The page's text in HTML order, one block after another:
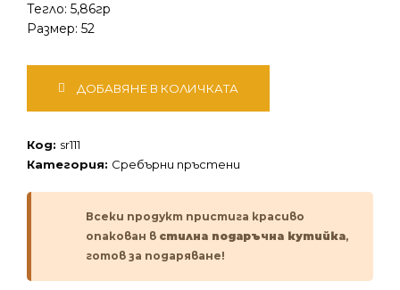
Тегло: 5,86гр
Размер: 52
Сребърен
ДОБАВЯНЕ В КОЛИЧКАТА
Код: sr111
Категория: Сребърни пръстени
Всеки продукт пристига красиво
опакован в стилна подаръчна кутийка,
готов за подаряване!